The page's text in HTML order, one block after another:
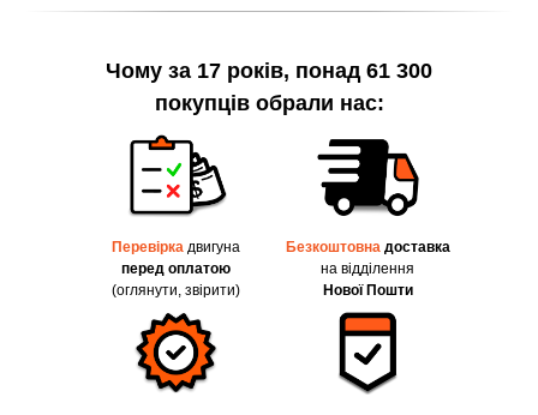
Чому за 17 років, понад 61 300
покупців обрали нас:
Перевірка двигуна
перед оплатою
(оглянути, звірити)
Безкоштовна доставка
на відділення
Нової Пошти